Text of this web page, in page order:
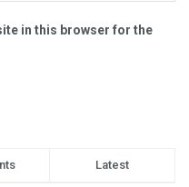
in this browser for the
Latest